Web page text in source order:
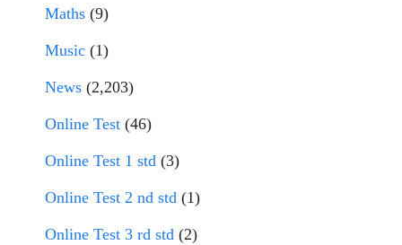
Maths (9)
Music (1)
News (2,203)
Online Test (46)
Online Test 1 std (3)
Online Test 2 nd std (1)
Online Test 3 rd std (2)